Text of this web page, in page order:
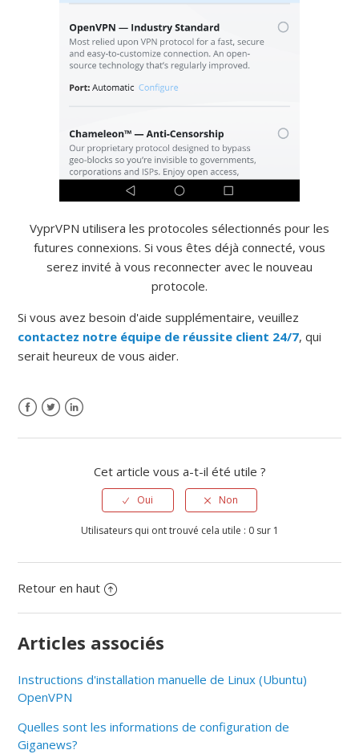
VyprVPN utilisera les protocoles sélectionnés pour les
futures connexions. Si vous êtes déjà connecté, vous
serez invité à vous reconnecter avec le nouveau
protocole.
Si vous avez besoin d'aide supplémentaire, veuillez
contactez notre équipe de réussite client 24/7, qui
serait heureux de vous aider.
Cet article vous a-t-il été utile ?
Oui Non
Utilisateurs qui ont trouvé cela utile : 0 sur 1
Retour en haut
Articles associés
Instructions d'installation manuelle de Linux (Ubuntu)
OpenVPN
Quelles sont les informations de configuration de
Giganews?